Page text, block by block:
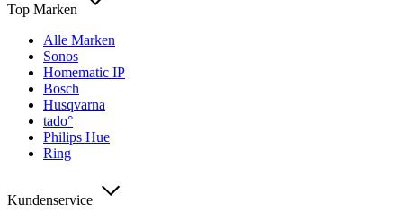
Top Marken
Alle Marken
Sonos
Homematic IP
Bosch
Husqvarna
tado°
Philips Hue
Ring
Kundenservice